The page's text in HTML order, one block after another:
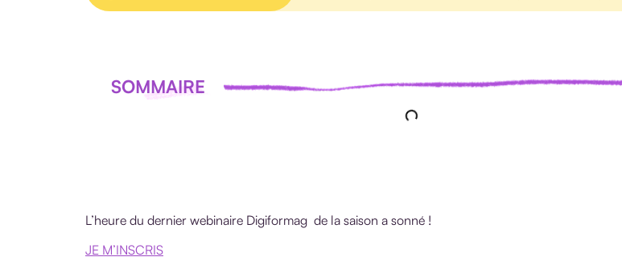
SOMMAIRE
L’heure du dernier webinaire Digiformag de la saison a sonné !
JE M’INSCRIS